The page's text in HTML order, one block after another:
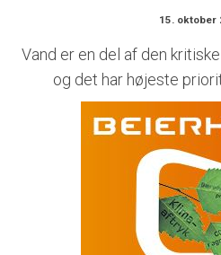
15. oktober
Vand er en del af den
og det har højeste